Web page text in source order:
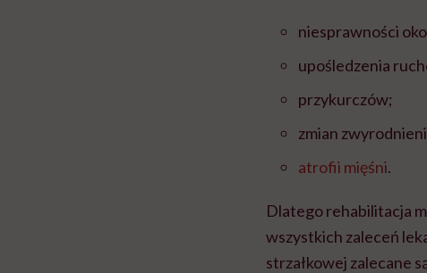
niesprawności
upośledzenia
przykurczów;
zmian
atrofii mięśni.
Dlatego rehabilitacja
wszystkich zaleceń
strzałkowej zalecane